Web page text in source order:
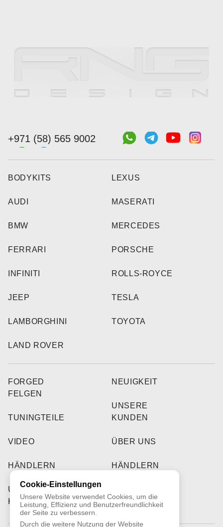
+971 (58) 565 9002
BODYKITS
AUDI
BMW
FERRARI
INFINITI
JEEP
LAMBORGHINI
LAND ROVER
LEXUS
MASERATI
MERCEDES
PORSCHE
ROLLS-ROYCE
TESLA
TOYOTA
FORGED
FELGEN
TUNINGTEILE
VIDEO
HÄNDLERN
UNSERE
KUNDEN
NEUIGKEIT
UNSERE
KUNDEN
ÜBER UNS
HÄNDLERN
Cookie-Einstellungen
Unsere Website verwendet Cookies, um die
Leistung, Effizienz und Benutzerfreundlichkeit
der Seite zu verbessern.
Durch die weitere Nutzung der Website